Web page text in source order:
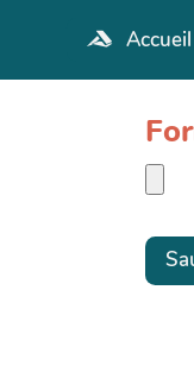
Aller au contenu
Accueil